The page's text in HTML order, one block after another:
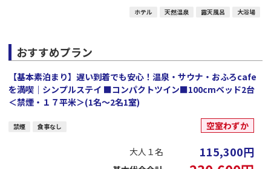
ホテル 天然温泉 露天風呂 大浴場
おすすめプラン
【基本素泊まり】遅い到着でも安心！温泉・サウナ・おふろcafe
を満喫｜シンプルステイ ■コンパクトツイン■100cmベッド2台
＜禁煙・１７平米＞(1名～2名1室)
禁煙 食事なし 空室わずか
大人１名 115,300円